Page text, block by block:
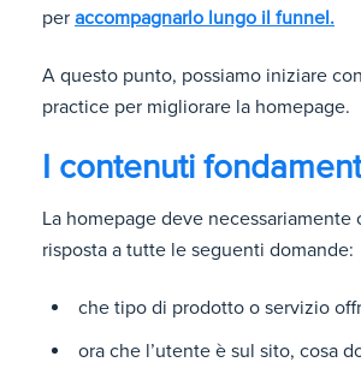
per accompagnarlo lungo il funnel.
A questo punto, possiamo iniziare
practice per migliorare la homepage.
I contenuti
La homepage deve necessariamente
risposta a tutte le seguenti domande:
che tipo di prodotto o servizio
ora che l’utente è sul sito, cosa